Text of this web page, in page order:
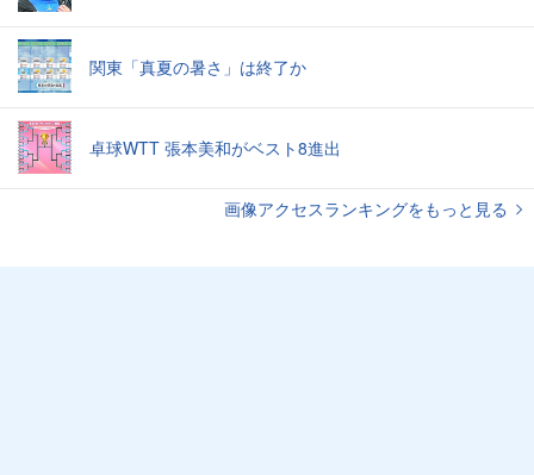
関東「真夏の暑さ」は終了か
卓球WTT 張本美和がベスト8進出
画像アクセスランキングをもっと見る